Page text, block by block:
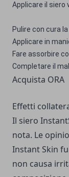
Applicare il siero
Pulire con cura
Applicare in
Fare assorbire
Completare il
Acquista ORA
Effetti
Il siero
nota. Le
Instant Skin
non causa